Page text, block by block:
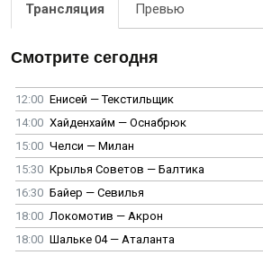
Трансляция Превью
Смотрите сегодня
12:00 Енисей — Текстильщик
14:00 Хайденхайм — Оснабрюк
15:00 Челси — Милан
15:30 Крылья Советов — Балтика
16:30 Байер — Севилья
18:00 Локомотив — Акрон
18:00 Шальке 04 — Аталанта